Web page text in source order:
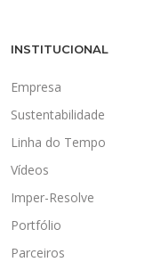
INSTITUCIONAL
Empresa
Sustentabilidade
Linha do Tempo
Vídeos
Imper-Resolve
Portfólio
Parceiros